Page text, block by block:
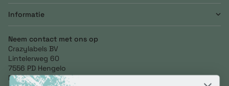
Informatie
Neem contact met ons op
Crazylabels BV
Lintelerweg 60
7556 PD Hengelo
Netherlands